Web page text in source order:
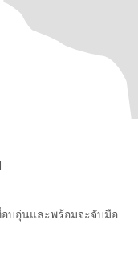
บอุ่นและพร้อมจะจับมือ